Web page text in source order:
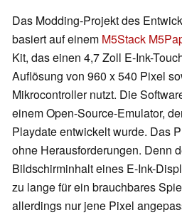
Das Modding-Projekt des
basiert auf einem M5Stack
Kit, das einen 4,7 Zoll E-Ink-
Auflösung von 960 x 540 Pixel
Mikrocontroller nutzt. Die
einem Open-Source-Emulator,
Playdate entwickelt wurde. Das
ohne Herausforderungen. Denn
Bildschirminhalt eines E-Ink-
zu lange für ein brauchbares
allerdings nur jene Pixel